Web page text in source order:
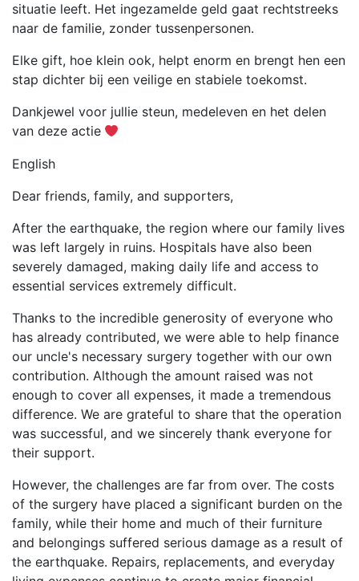
situatie leeft. Het ingezamelde geld gaat rechtstreeks
naar de familie, zonder tussenpersonen.
Elke gift, hoe klein ook, helpt enorm en brengt hen een
stap dichter bij een veilige en stabiele toekomst.
Dankjewel voor jullie steun, medeleven en het delen
van deze actie
English
Dear friends, family, and supporters,
After the earthquake, the region where our family lives
was left largely in ruins. Hospitals have also been
severely damaged, making daily life and access to
essential services extremely difficult.
Thanks to the incredible generosity of everyone who
has already contributed, we were able to help finance
our uncle's necessary surgery together with our own
contribution. Although the amount raised was not
enough to cover all expenses, it made a tremendous
difference. We are grateful to share that the operation
was successful, and we sincerely thank everyone for
their support.
However, the challenges are far from over. The costs
of the surgery have placed a significant burden on the
family, while their home and much of their furniture
and belongings suffered serious damage as a result of
the earthquake. Repairs, replacements, and everyday